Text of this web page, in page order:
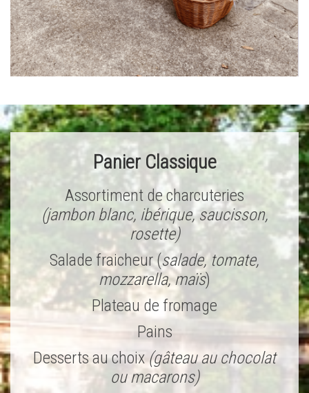
Panier Classique
Assortiment de charcuteries
(jambon blanc, ibérique, saucisson,
rosette)
Salade fraicheur (salade, tomate,
mozzarella, maïs)
Plateau de fromage
Pains
Desserts au choix(gâteau au chocolat
ou macarons)